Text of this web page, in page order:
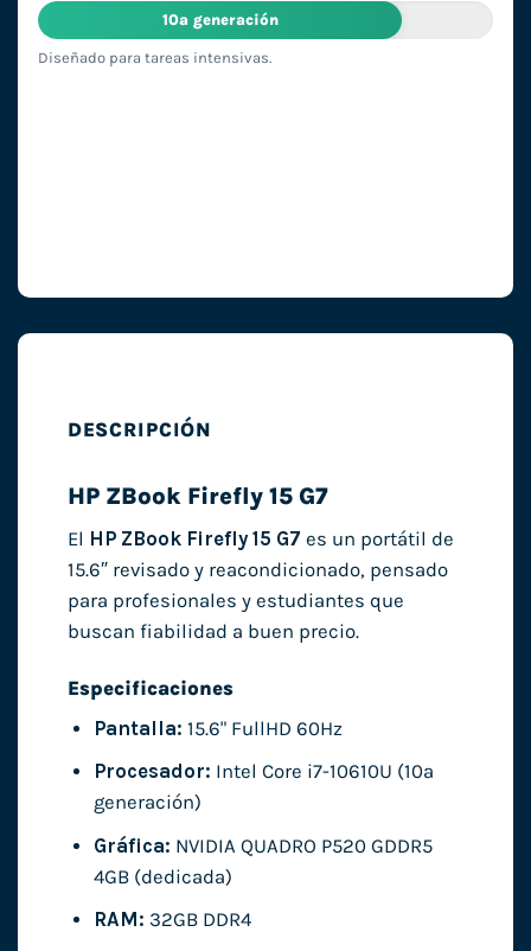
10ª generación
Diseñado para tareas intensivas.
DESCRIPCIÓN
HP ZBook Firefly 15 G7
El HP ZBook Firefly 15 G7 es un portátil de
15.6″ revisado y reacondicionado, pensado
para profesionales y estudiantes que
buscan fiabilidad a buen precio.
Especificaciones
Pantalla: 15.6" FullHD 60Hz
Procesador: Intel Core i7-10610U (10ª
generación)
Gráfica: NVIDIA QUADRO P520 GDDR5
4GB (dedicada)
RAM: 32GB DDR4